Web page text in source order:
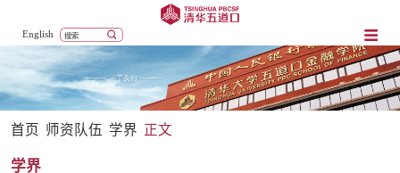
English
首页 师资队伍 学界 正文
学界